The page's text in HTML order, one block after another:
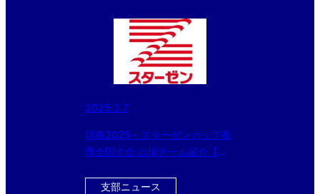
2025.2.7
球春2025～スターゼンカップ春
季全国大会 出場チーム紹介【前
支部ニュース